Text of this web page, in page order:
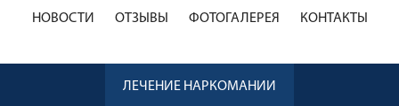
НОВОСТИ ОТЗЫВЫ ФОТОГАЛЕРЕЯ КОНТАКТЫ
ЛЕЧЕНИЕ НАРКОМАНИИ